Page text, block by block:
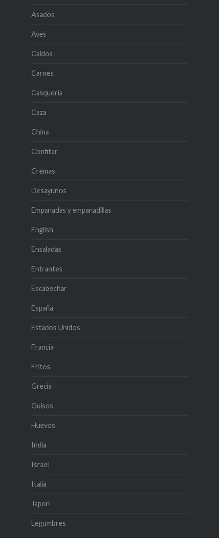
Asados
Aves
Caldos
Carnes
Casquería
Caza
China
Confitar
Cremas
Desayunos
Empanadas y empanadillas
English
Ensaladas
Entrantes
Escabechar
España
Estados Unidos
Francia
Fritos
Grecia
Guisos
Huevos
India
Israel
Italia
Japon
Legumbres